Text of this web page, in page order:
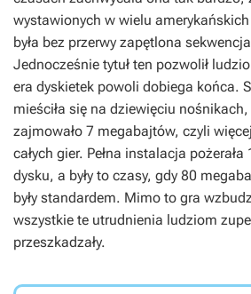
wystawionych w wielu
była bez przerwy zapętlona
Jednocześnie tytuł ten pozwolił
era dyskietek powoli dobiega końca.
mieściła się na dziewięciu
zajmowało 7 megabajtów, czyli
całych gier. Pełna instalacja
dysku, a były to czasy, gdy 80
były standardem. Mimo to gra
wszystkie te utrudnienia ludziom
przeszkadzały.